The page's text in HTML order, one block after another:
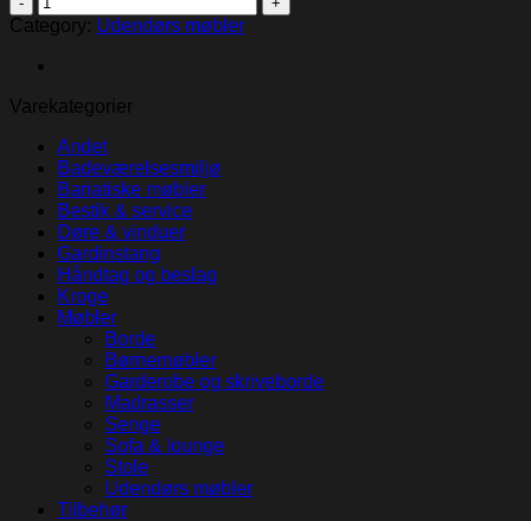
outdoor
table
quantity
Category: Udendørs møbler
Varekategorier
Andet
Badeværelsesmiljø
Bariatiske møbler
Bestik & service
Døre & vinduer
Gardinstang
Håndtag og beslag
Kroge
Møbler
Borde
Børnemøbler
Garderobe og skriveborde
Madrasser
Senge
Sofa & lounge
Stole
Udendørs møbler
Tilbehør